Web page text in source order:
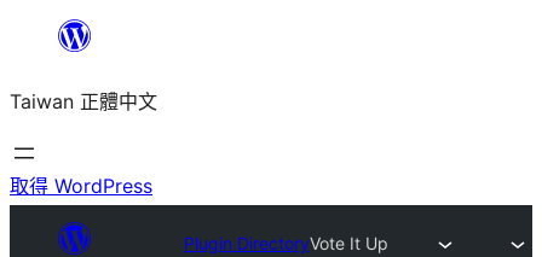
主
要
內
Taiwan 正體中文
取得 WordPress
Plugin DirectoryVote It Up